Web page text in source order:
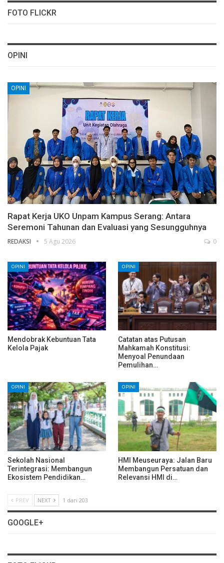
FOTO FLICKR
OPINI
OPINI
Rapat Kerja UKO Unpam Kampus Serang: Antara
Seremoni Tahunan dan Evaluasi yang Sesungguhnya
REDAKSI 5 Agu 2026 0
OPINI
Mendobrak Kebuntuan Tata
Kelola Pajak
OPINI
Catatan atas Putusan
Mahkamah Konstitusi:
Menyoal Penundaan
Pemulihan…
OPINI
Sekolah Nasional
Terintegrasi: Membangun
Ekosistem Pendidikan…
OPINI
HMI Meuseuraya: Jalan Baru
Membangun Persatuan dan
Relevansi HMI di…
PREV NEXT 1 dari 203
GOOGLE+